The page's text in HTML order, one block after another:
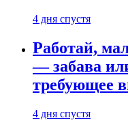
4 дня спустя
Работай,
— забава
требующее
4 дня спустя